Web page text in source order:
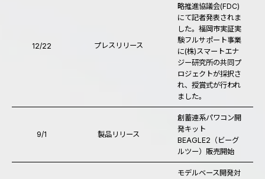
12/22 プレスリリース
略推進協議会(FDC)
にて記者発表されま
した。福岡市実証実
験フルサポート事業
に(株)スマートエナ
ジー研究所の共同プ
ロジェクトが採択さ
れ、授賞式が行われ
ました。
9/1 製品リリース
創蓄連系パワコン開
発キット
BEAGLE2（ビーグ
ルツー）販売開始
モデルベース開発対